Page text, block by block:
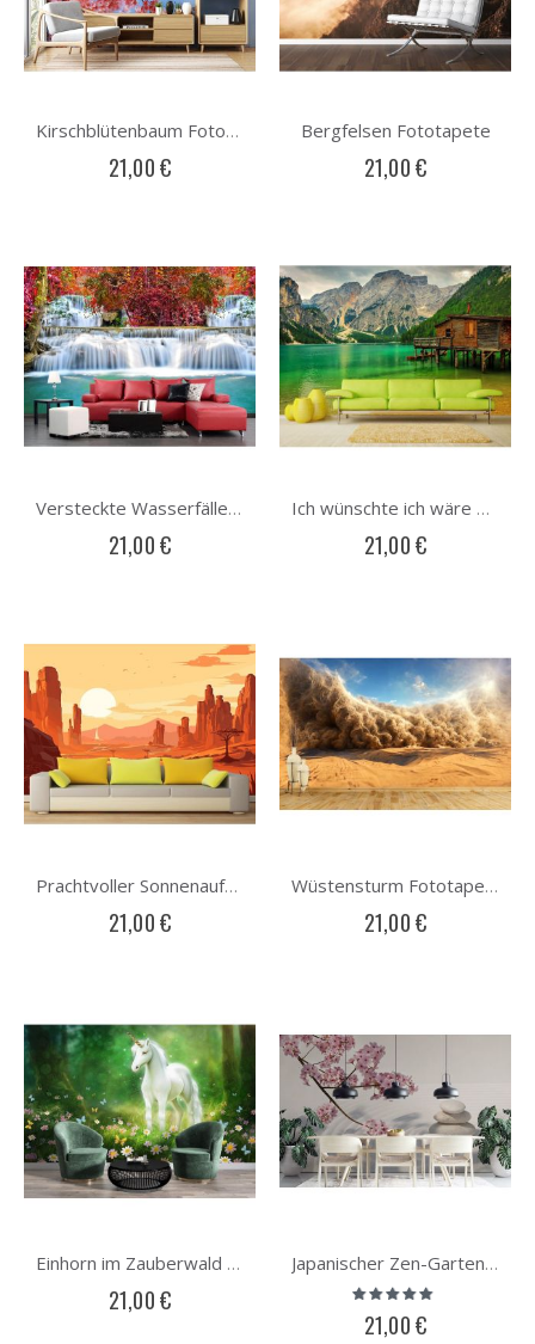
Kirschblütenbaum Fototapete
21,00 €
Bergfelsen Fototapete
21,00 €
Versteckte Wasserfälle Fototapete
21,00 €
Ich wünschte ich wäre da Fototapete
21,00 €
Prachtvoller Sonnenaufgang in der Wüste Fototapete
21,00 €
Wüstensturm Fototapete
21,00 €
Einhorn im Zauberwald Fototapete
21,00 €
Japanischer Zen-Garten Fototapete
Bewertung:
93%
21,00 €